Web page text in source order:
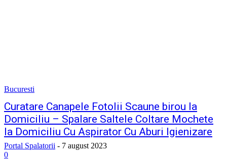
Bucuresti
Curatare Canapele Fotolii Scaune birou la
Domiciliu – Spalare Saltele Coltare Mochete
la Domiciliu Cu Aspirator Cu Aburi Igienizare
Portal Spalatorii - 7 august 2023
0